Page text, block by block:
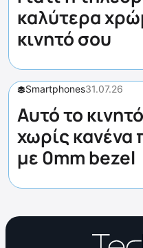
καλύτερα
κινητό σου
Smartphones31.07.26
Αυτό το
χωρίς κανένα
με 0mm bezel